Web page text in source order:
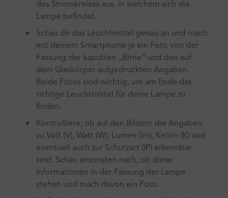
des Stromkreises aus, in welchem sich die
Lampe befindet.
Schau dir das Leuchtmittel genau an und mach
mit deinem Smartphone je ein Foto von der
Fassung der kaputten „Birne“ und den auf
dem Glaskörper aufgedruckten Angaben.
Beide Fotos sind wichtig, um am Ende das
richtige Leuchtmittel für deine Lampe zu
finden.
Kontrolliere, ob auf den Bildern die Angaben
zu Volt (V), Watt (W), Lumen (lm), Kelvin (K) und
eventuell auch zur Schutzart (IP) erkennbar
sind. Schau ansonsten nach, ob diese
Informationen in der Fassung der Lampe
stehen und mach davon ein Foto.